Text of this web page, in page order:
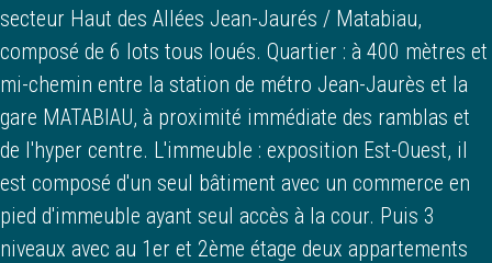
secteur Haut des Allées Jean-Jaurés / Matabiau,
composé de 6 lots tous loués. Quartier : à 400 mètres et
mi-chemin entre la station de métro Jean-Jaurès et la
gare MATABIAU, à proximité immédiate des ramblas et
de l'hyper centre. L'immeuble : exposition Est-Ouest, il
est composé d'un seul bâtiment avec un commerce en
pied d'immeuble ayant seul accès à la cour. Puis 3
niveaux avec au 1er et 2ème étage deux appartements